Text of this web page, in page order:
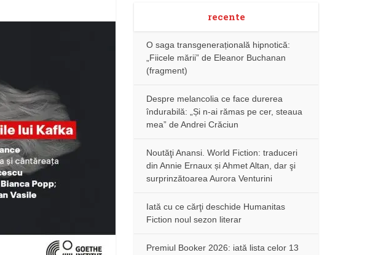
recente
O saga transgenerațională hipnotică:
„Fiicele mării” de Eleanor Buchanan
(fragment)
Despre melancolia ce face durerea
îndurabilă: „Și n-ai rămas pe cer, steaua
mea” de Andrei Crăciun
Noutăţi Anansi. World Fiction: traduceri
din Annie Ernaux și Ahmet Altan, dar şi
surprinzătoarea Aurora Venturini
Iată cu ce cărţi deschide Humanitas
Fiction noul sezon literar
Premiul Booker 2026: iată lista celor 13